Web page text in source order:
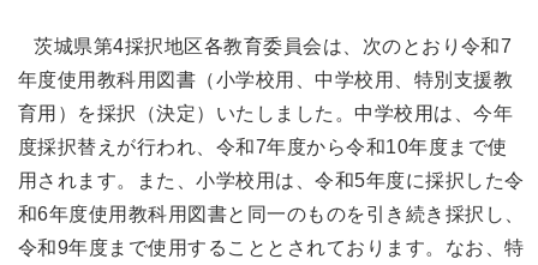
茨城県第4採択地区各教育委員会は、次のとおり令和7
年度使用教科用図書（小学校用、中学校用、特別支援教
育用）を採択（決定）いたしました。中学校用は、今年
度採択替えが行われ、令和7年度から令和10年度まで使
用されます。また、小学校用は、令和5年度に採択した令
和6年度使用教科用図書と同一のものを引き続き採択し、
令和9年度まで使用することとされております。なお、特